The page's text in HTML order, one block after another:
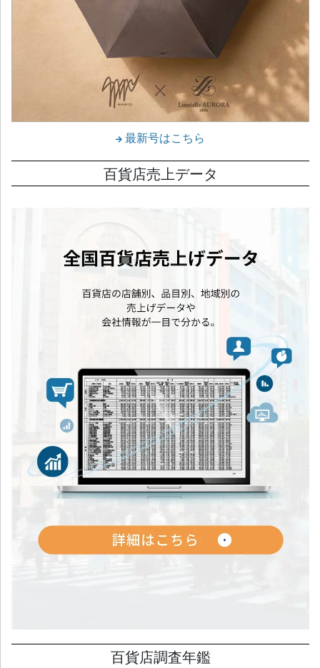
最新号はこちら
百貨店売上データ
百貨店調査年鑑